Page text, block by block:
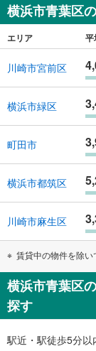
横浜市青葉区
エリア 平
川崎市宮前区
横浜市緑区
町田市
横浜市都筑区
川崎市麻生区
賃貸中の物件を除い
横浜市青葉区
探す
駅近・駅徒歩5分以